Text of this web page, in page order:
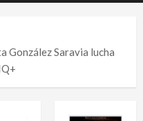
González Saravia lucha